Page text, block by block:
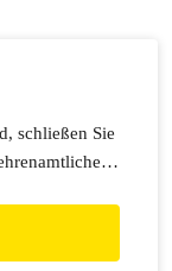
schließen Sie